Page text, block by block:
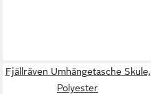
Fjällräven Umhängetasche Skule,
Polyester